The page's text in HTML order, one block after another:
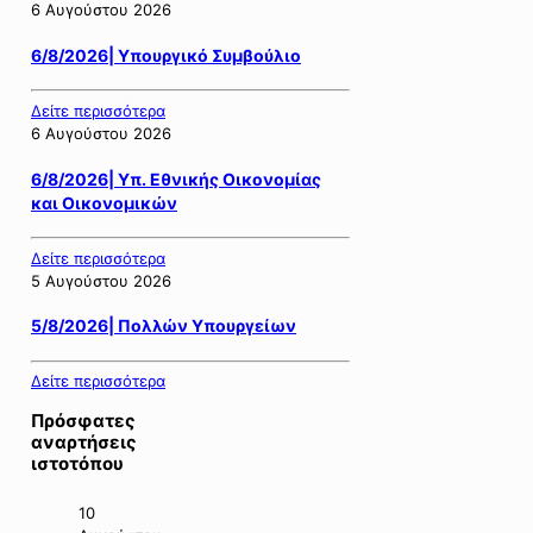
6 Αυγούστου 2026
6/8/2026| Υπουργικό Συμβούλιο
Δείτε περισσότερα
6 Αυγούστου 2026
6/8/2026| Υπ. Εθνικής Οικονομίας
και Οικονομικών
Δείτε περισσότερα
5 Αυγούστου 2026
5/8/2026| Πολλών Υπουργείων
Δείτε περισσότερα
Πρόσφατες
αναρτήσεις
ιστοτόπου
10